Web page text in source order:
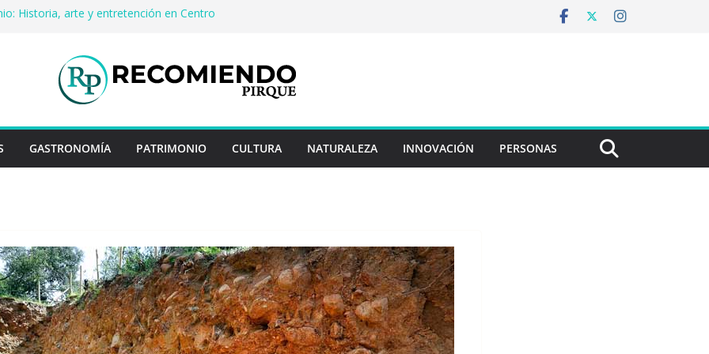
Historia, arte y entretención en Centro
Rayo Credit y diferencias frente a
historias: ingredientes que dieron
enterosGASTRONOMÍA PATRIMONIO CULTURA NATURALEZA INNOVACIÓN PERSONAS